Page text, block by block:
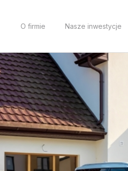
O firmie Nasze inwestycje